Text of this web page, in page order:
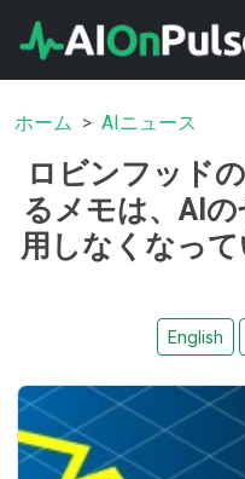
ホーム AIニュース
ロビンフッド
るメモは、AI
用しなくなっ
English